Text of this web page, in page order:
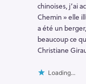
chinoises, j’ai
Chemin » elle
a été un
beaucoup ce
Christiane
Loading...